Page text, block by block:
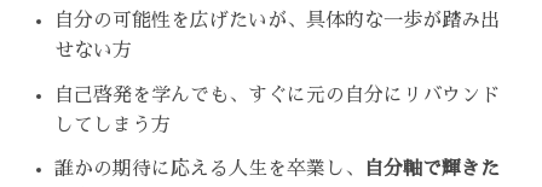
自分の可能性を広げたいが、具体的な一歩が踏み出
せない方
自己啓発を学んでも、すぐに元の自分にリバウンド
してしまう方
誰かの期待に応える人生を卒業し、
自分軸で輝きた